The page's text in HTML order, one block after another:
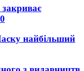
закриває
найбільший